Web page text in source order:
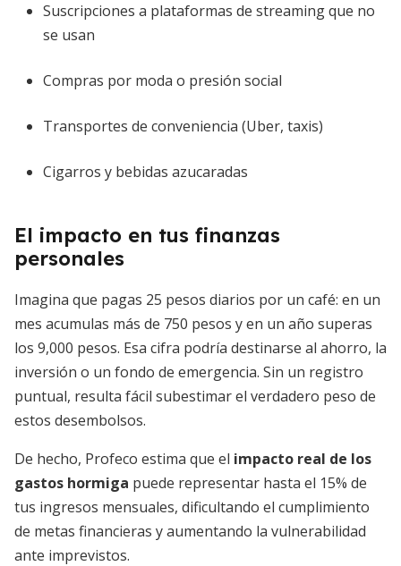
Suscripciones a plataformas de streaming que no
se usan
Compras por moda o presión social
Transportes de conveniencia (Uber, taxis)
Cigarros y bebidas azucaradas
El impacto en tus finanzas
personales
Imagina que pagas 25 pesos diarios por un café: en un
mes acumulas más de 750 pesos y en un año superas
los 9,000 pesos. Esa cifra podría destinarse al ahorro, la
inversión o un fondo de emergencia. Sin un registro
puntual, resulta fácil subestimar el verdadero peso de
estos desembolsos.
De hecho, Profeco estima que el impacto real de los
gastos hormiga puede representar hasta el 15% de
tus ingresos mensuales, dificultando el cumplimiento
de metas financieras y aumentando la vulnerabilidad
ante imprevistos.